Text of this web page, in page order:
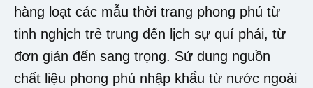
hàng loạt các mẫu thời trang phong phú từ
tinh nghịch trẻ trung đến lịch sự quí phái, từ
đơn giản đến sang trọng. Sử dung nguồn
chất liệu phong phú nhập khẩu từ nước ngoài